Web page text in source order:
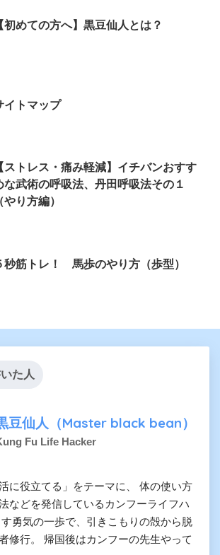
初めての方へ】黒豆仙人とは？
イトマップ
ストレス・痛み軽減】イチバンおすす
な武術の呼吸法、丹田呼吸法その１
やり方編）
秒筋トレ！ 馬歩のやり方（歩型）
た人
豆仙人（Master black bean）
Fu Life Hacker
に役立てる」をテーマに、 体の使い方
などを発信しているカンフーライフハ
勇気の一歩で、引きこもりの殻から脱
修行。 帰国後はカンフーの先生やって